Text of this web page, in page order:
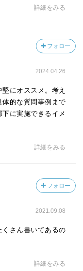
した人に
把握する
う
ら相手がその答え
と
詳細をみる
フォロー
2024.04.26
にオススメ。考え
的な質問事例まで
に実施できるイメ
詳細をみる
フォロー
2021.09.08
さん書いてあるの
詳細をみる